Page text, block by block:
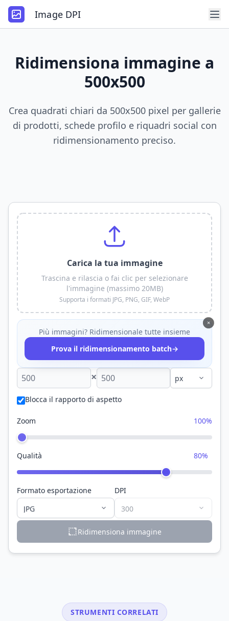
Image DPI
Ridimensiona immagine a
500x500
Crea quadrati chiari da 500x500 pixel per gallerie
di prodotti, schede profilo e riquadri social con
ridimensionamento preciso.
Carica la tua immagine
Trascina e rilascia o fai clic per selezionare
l'immagine (massimo 20MB)
Supporta i formati JPG, PNG, GIF, WebP
×
Più immagini? Ridimensionale tutte insieme
Prova il ridimensionamento batch→
×
Blocca il rapporto di aspetto
Zoom 100%
Qualità 80%
Formato esportazione DPI
Ridimensiona immagine
STRUMENTI CORRELATI